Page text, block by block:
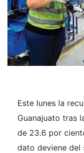
Este lunes la
Guanajuato tras
de 23.6 por
dato deviene del